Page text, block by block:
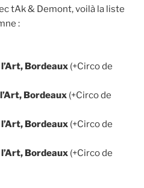
tAk & Demont, voilà la liste
:
Bordeaux (+Circo de
Bordeaux (+Circo de
Bordeaux (+Circo de
Bordeaux (+Circo de